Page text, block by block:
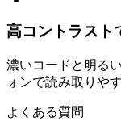
高コントラスト
濃いコードと明る
ォンで読み取りや
よくある質問